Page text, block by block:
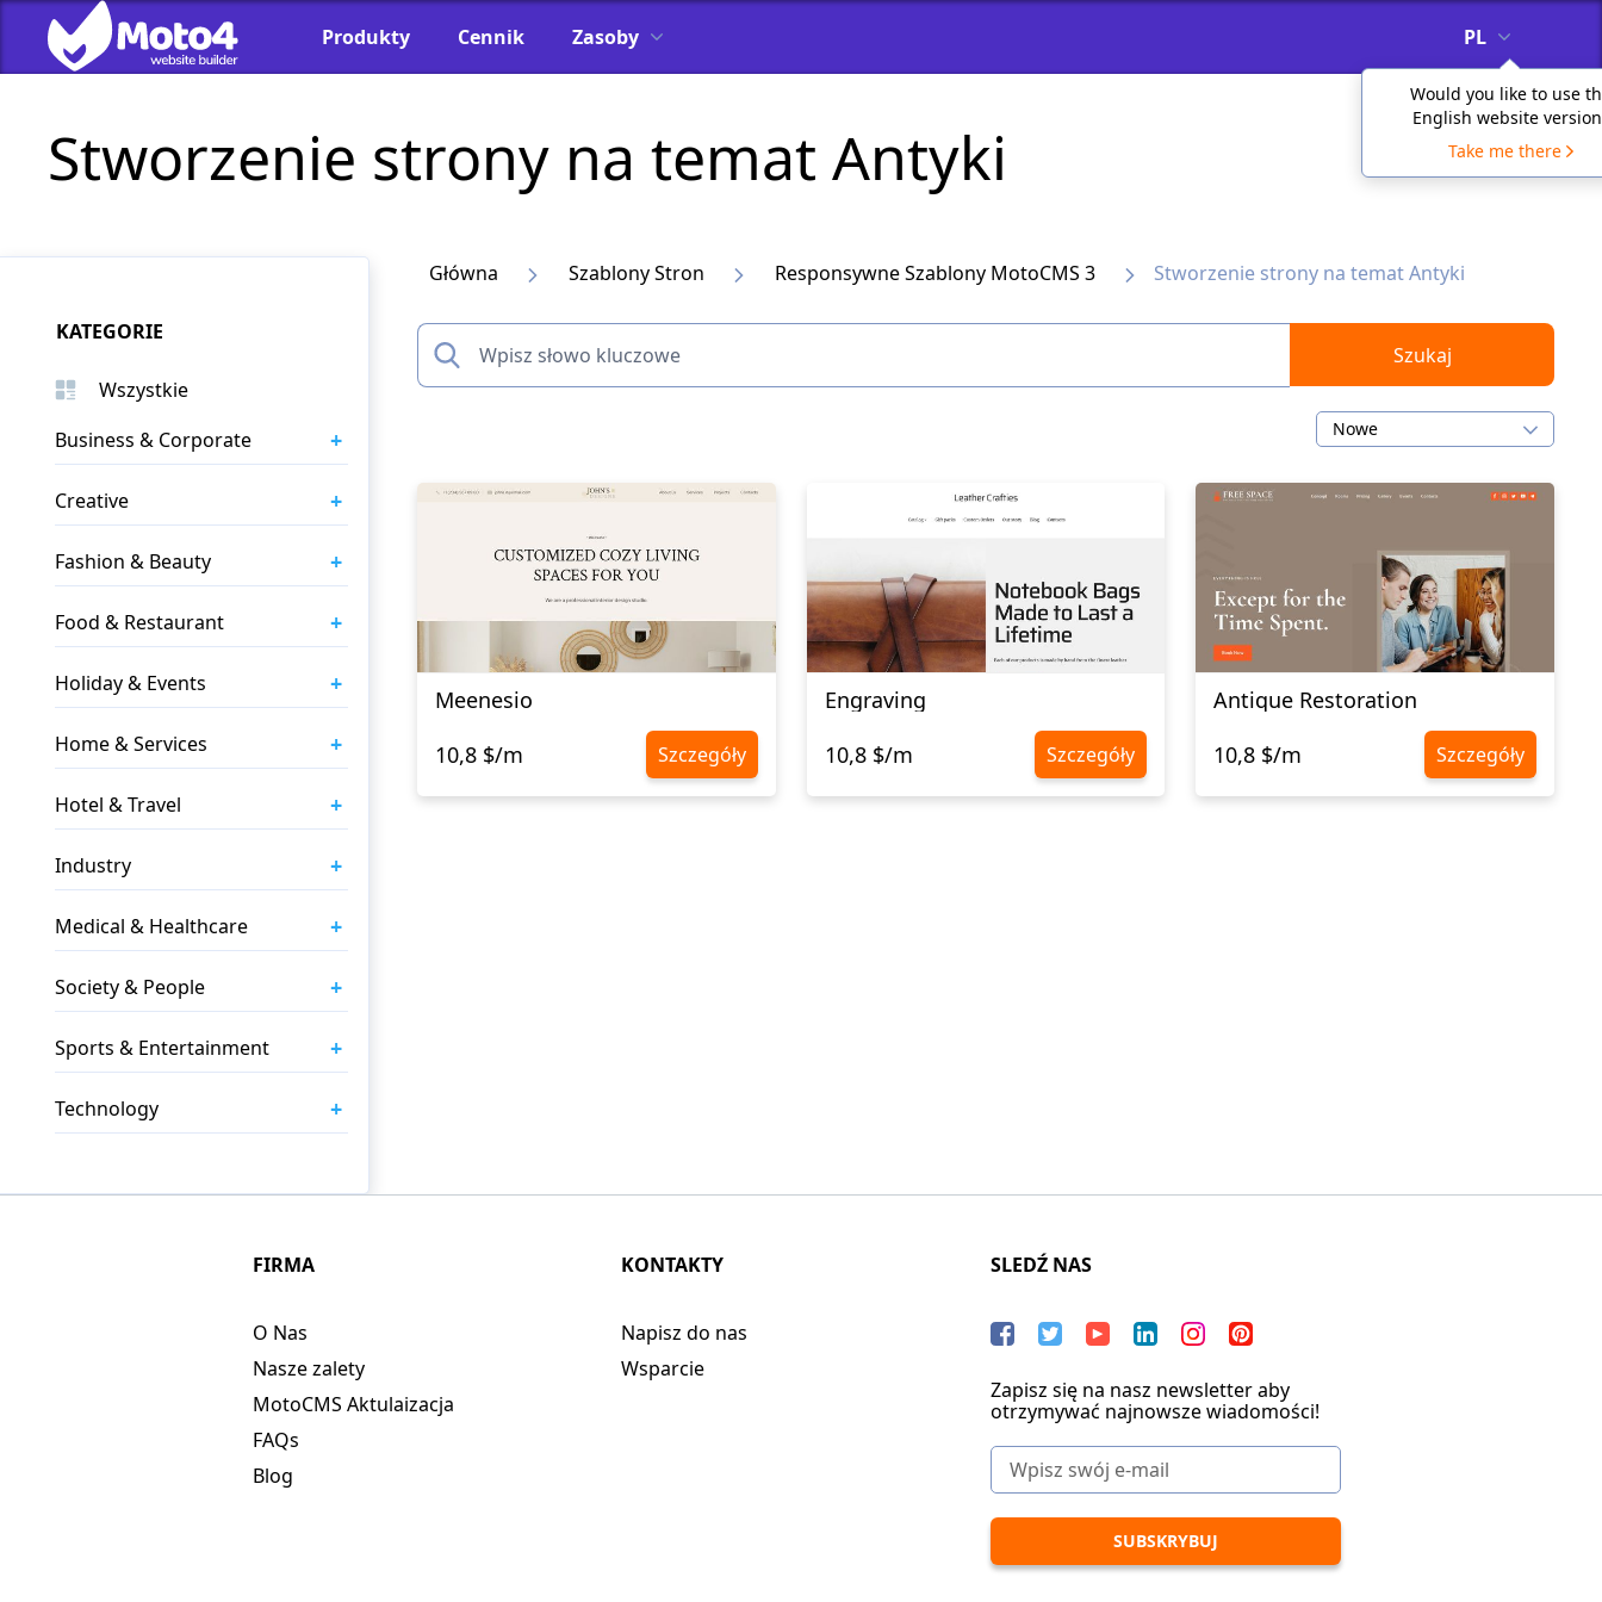
Produkty Cennik Zasoby PL
Would you like to use
English website
Take me there
Stworzenie strony na temat Antyki
KATEGORIE
Wszystkie
Business & Corporate
+
Creative +
Fashion & Beauty +
Food & Restaurant +
Holiday & Events +
Home & Services +
Hotel & Travel +
Industry +
Medical & Healthcare +
Society & People +
Sports & Entertainment +
Technology +
Główna Szablony Stron Responsywne Szablony MotoCMS 3 Stworzenie strony na temat Antyki
Szukaj
Nowe
Meenesio
10,8 $/m
Szczegóły
Engraving
10,8 $/m
Szczegóły
Antique Restoration
10,8 $/m
Szczegóły
FIRMA
O Nas
Nasze zalety
MotoCMS Aktulaizacja
FAQs
Blog
KONTAKTY
Napisz do nas
Wsparcie
SLEDŹ NAS
Zapisz się na nasz newsletter aby
otrzymywać najnowsze wiadomości!